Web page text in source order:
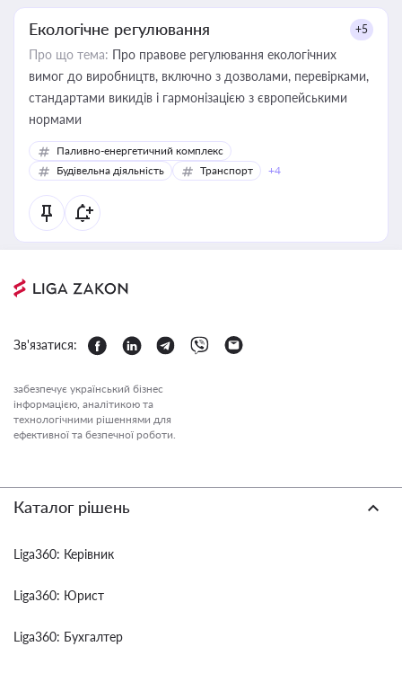
Екологічне регулювання +5
Про що тема: Про правове регулювання екологічних
вимог до виробництв, включно з дозволами, перевірками,
стандартами викидів і гармонізацією з європейськими
нормами
Паливно-енергетичний комплекс
Будівельна діяльність
Транспорт +4
Зв'язатися:
забезпечує український бізнес
інформацією, аналітикою та
технологічними рішеннями для
ефективної та безпечної роботи.
Каталог рішень
Liga360: Керівник
Liga360: Юрист
Liga360: Бухгалтер